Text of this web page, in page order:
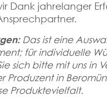
Dank jahrelanger
Das ist eine
für individuelle
sich bitte mit uns in
Produzent in
Produktevielfalt.